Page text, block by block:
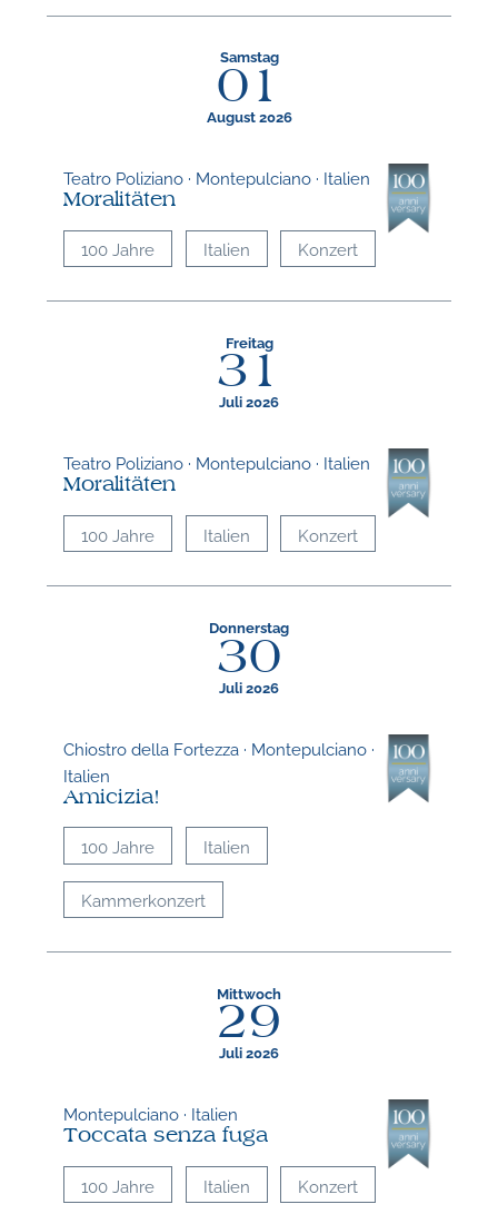
Samstag
01
August 2026
Teatro Poliziano · Montepulciano · Italien
Moralitäten
100 Jahre Italien Konzert
Freitag
31
Juli 2026
Teatro Poliziano · Montepulciano · Italien
Moralitäten
100 Jahre Italien Konzert
Donnerstag
30
Juli 2026
Chiostro della Fortezza · Montepulciano ·
Italien
Amicizia!
100 Jahre Italien
Kammerkonzert
Mittwoch
29
Juli 2026
Montepulciano · Italien
Toccata senza fuga
100 Jahre Italien Konzert